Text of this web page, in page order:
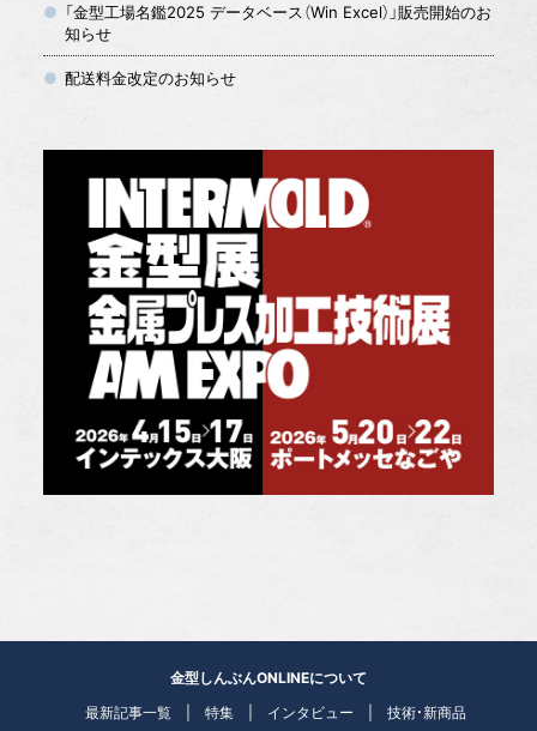
「金型工場名鑑2025 データベース（Win Excel）」販売開始のお
知らせ
配送料金改定のお知らせ
金型しんぶんONLINEについて
最新記事一覧
特集 インタビュー 技術・新商品